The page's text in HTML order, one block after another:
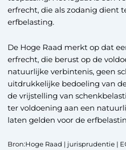
erfrecht, die als zodanig dient
erfbelasting.
De Hoge Raad merkt op dat
erfrecht, die berust op de
natuurlijke verbintenis, geen
uitdrukkelijke bedoeling van
de vrijstelling van
ter voldoening aan een
laten gelden voor de
Bron:Hoge Raad | jurisprudentie |